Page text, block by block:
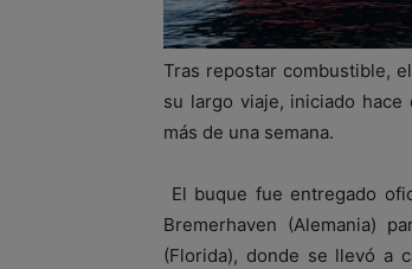
Tras repostar combustible,
su largo viaje, iniciado
más de una semana.
El buque fue entregado
Bremerhaven (Alemania)
(Florida), donde se llevó a